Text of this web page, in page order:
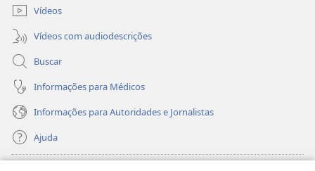
Vídeos
Vídeos com audiodescrições
Buscar
Informações para Médicos
Informações para Autoridades e Jornalistas
Ajuda